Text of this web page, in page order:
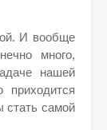
И вообще
много,
нашей
приходится
стать самой